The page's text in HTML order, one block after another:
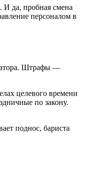
И да, пробная смена
персоналом в
Штрафы —
целевого времени
по закону.
поднос, бариста